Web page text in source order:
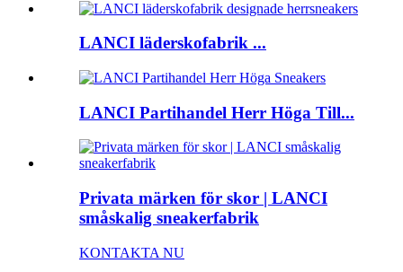
LANCI läderskofabrik ...
LANCI Partihandel Herr Höga Till...
Privata märken för skor | LANCI
småskalig sneakerfabrik
KONTAKTA NU